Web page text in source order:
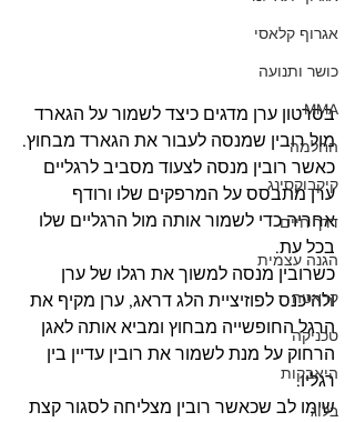
אגרוף קלאסי
כושר ותנועה
MMA
החלמה
קיקבוקסינג
דרך חיים
הגנה עצמית
קראטה
טכניקה
היאבקות
בלוג
בסרטון ערן מדגים כיצד לשמור על הגארד
מול רובין שמנסה לעבור את הגארד מבחוץ.
כאשר רובין מנסה לצעוד מסביב לרגליים
ערן מתבסס על המרפקים שלו ורודף
אחריה כדי לשמור אותה מול הרגליים שלו
בכל עת.
כשרובין מנסה למשוך את רגלו של ערן
ולהיכנס לפוזיציית הלג דראג, ערן מקיף את
הרגל החופשייה מבחוץ ומביא אותה לאגן
הרחוק על מנת לשמור את רובין עדיין בין
רגליו.
שימו לב שכאשר רובין מצליחה לסגור קצת